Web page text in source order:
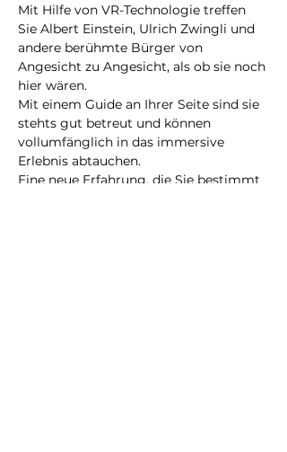
Mit Hilfe von VR-Technologie treffen
Sie Albert Einstein, Ulrich Zwingli und
andere berühmte Bürger von
Angesicht zu Angesicht, als ob sie noch
hier wären.
Mit einem Guide an Ihrer Seite sind sie
stehts gut betreut und können
vollumfänglich in das immersive
Erlebnis abtauchen.
Eine neue Erfahrung, die Sie bestimmt